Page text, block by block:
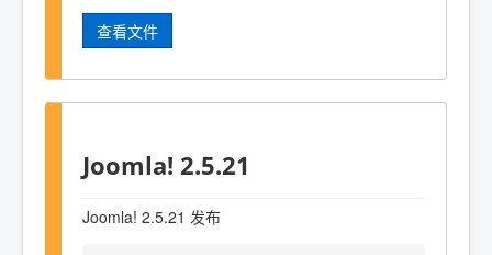
查看文件
Joomla! 2.5.21
Joomla! 2.5.21 发布